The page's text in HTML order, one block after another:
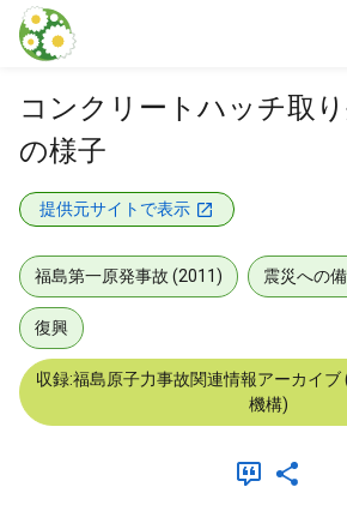
本文に飛ぶ
コンクリートハッチ取
の様子
提供元サイトで表示
福島第一原発事故 (2011) 震災への備
復興
収録:福島原子力事故関連情報アーカイ
機構)